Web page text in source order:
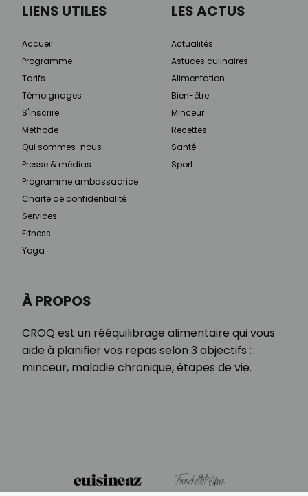
À PROPOS
CROQ est un rééquilibrage alimentaire qui vous
aide à planifier vos repas selon 3 objectifs :
minceur, maladie chronique, étapes de vie.
LIENS UTILES
Accueil
Programme
Tarifs
Témoignages
S'inscrire
Méthode
Qui sommes-nous
Presse & médias
Programme ambassadrice
Charte de confidentialité
Services
Fitness
Yoga
LES ACTUS
Actualités
Astuces culinaires
Alimentation
Bien-être
Minceur
Recettes
Santé
Sport